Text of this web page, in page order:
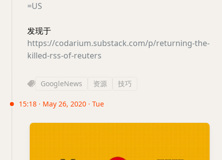
=US
发现于
https://codarium.substack.com/p/returning-the-
killed-rss-of-reuters
GoogleNews 资源 技巧
15:18 · May 26, 2020 · Tue